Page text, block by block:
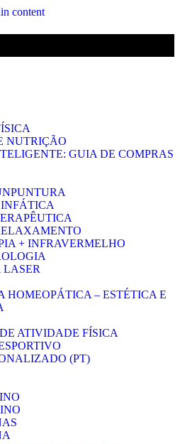
content
NUTRIÇÃO
GUIA DE COMPRAS
+ INFRAVERMELHO
HOMEOPÁTICA – ESTÉTICA E
ATIVIDADE FÍSICA
(PT)